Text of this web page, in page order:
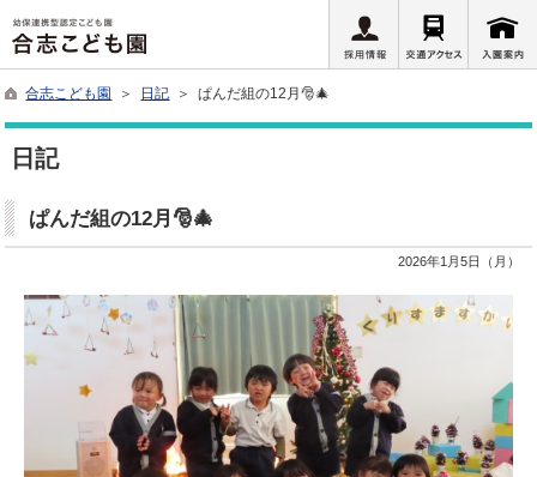
合志こども園 ＞ 日記 ＞ ぱんだ組の12月🎅🎄
日記
ぱんだ組の12月🎅🎄
2026年1月5日（月）